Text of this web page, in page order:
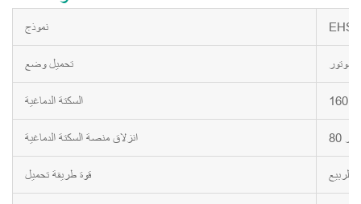
نموذج
تحميل وضع موتور
السكتة الدماغية
انزلاق منصة السكتة الدماغية
قوة طريقة تحميل الربيع